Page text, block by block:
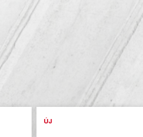
ÚJ